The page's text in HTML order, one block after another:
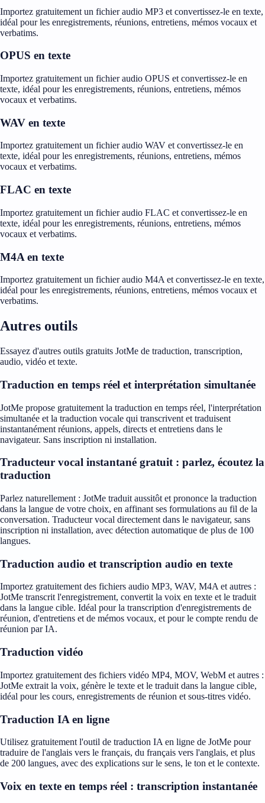
Importez gratuitement un fichier audio MP3 et convertissez-le en texte,
idéal pour les enregistrements, réunions, entretiens, mémos vocaux et
verbatims.
OPUS en texte
Importez gratuitement un fichier audio OPUS et convertissez-le en
texte, idéal pour les enregistrements, réunions, entretiens, mémos
vocaux et verbatims.
WAV en texte
Importez gratuitement un fichier audio WAV et convertissez-le en
texte, idéal pour les enregistrements, réunions, entretiens, mémos
vocaux et verbatims.
FLAC en texte
Importez gratuitement un fichier audio FLAC et convertissez-le en
texte, idéal pour les enregistrements, réunions, entretiens, mémos
vocaux et verbatims.
M4A en texte
Importez gratuitement un fichier audio M4A et convertissez-le en texte,
idéal pour les enregistrements, réunions, entretiens, mémos vocaux et
verbatims.
Autres outils
Essayez d'autres outils gratuits JotMe de traduction, transcription,
audio, vidéo et texte.
Traduction en temps réel et interprétation simultanée
JotMe propose gratuitement la traduction en temps réel, l'interprétation
simultanée et la traduction vocale qui transcrivent et traduisent
instantanément réunions, appels, directs et entretiens dans le
navigateur. Sans inscription ni installation.
Traducteur vocal instantané gratuit : parlez, écoutez la
traduction
Parlez naturellement : JotMe traduit aussitôt et prononce la traduction
dans la langue de votre choix, en affinant ses formulations au fil de la
conversation. Traducteur vocal directement dans le navigateur, sans
inscription ni installation, avec détection automatique de plus de 100
langues.
Traduction audio et transcription audio en texte
Importez gratuitement des fichiers audio MP3, WAV, M4A et autres :
JotMe transcrit l'enregistrement, convertit la voix en texte et le traduit
dans la langue cible. Idéal pour la transcription d'enregistrements de
réunion, d'entretiens et de mémos vocaux, et pour le compte rendu de
réunion par IA.
Traduction vidéo
Importez gratuitement des fichiers vidéo MP4, MOV, WebM et autres :
JotMe extrait la voix, génère le texte et le traduit dans la langue cible,
idéal pour les cours, enregistrements de réunion et sous-titres vidéo.
Traduction IA en ligne
Utilisez gratuitement l'outil de traduction IA en ligne de JotMe pour
traduire de l'anglais vers le français, du français vers l'anglais, et plus
de 200 langues, avec des explications sur le sens, le ton et le contexte.
Voix en texte en temps réel : transcription instantanée